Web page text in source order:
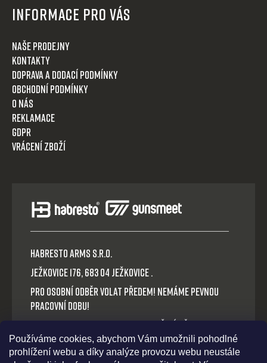
Používáme cookies, abychom Vám umožnili pohodlné
prohlížení webu a díky analýze provozu webu neustále
Informace pro Vás
Naše prodejny
Kontakty
Doprava a dodací podmínky
Obchodní podmínky
O nás
Reklamace
GDPR
Vrácení zboží
HABRESTO ARMS s.r.o.
Ježkovice 176, 683 04 Ježkovice .
Pro osobní odběr volat předem! Nemáme pevnou
pracovní dobu!
Platba v hotovosti nebo QR okamžitý převod.
Volejte: +420 721 030 614